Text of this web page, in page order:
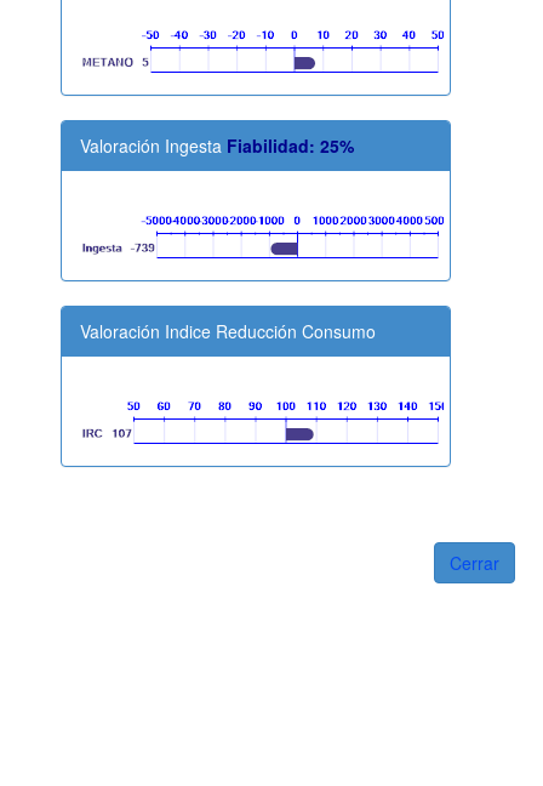
Valoración Ingesta Fiabilidad: 25%
Valoración Indice Reducción Consumo
Cerrar